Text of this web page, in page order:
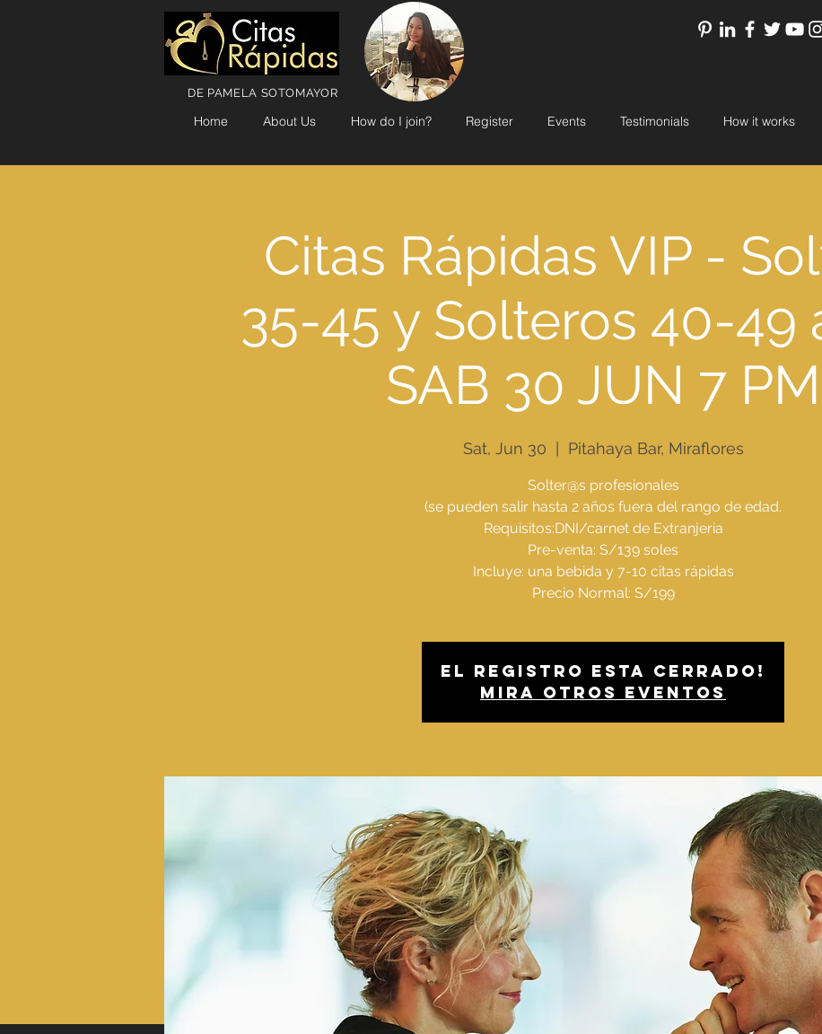
Home About Us How do I join? Register Events Testimonials How it works
DE PAMELA SOTOMAYOR
Citas Rápidas VIP -
35-45 y Solteros 40-49
SAB 30 JUN 7 PM
Sat, Jun 30 Pitahaya Bar, Miraflores
Solter@s profesionales
(se pueden salir hasta 2 años fuera del rango de edad.
Requisitos:DNI/carnet de Extranjeria
Pre-venta: S/139 soles
Incluye: una bebida y 7-10 citas rápidas
Precio Normal: S/199
El registro esta cerrado!
Mira otros eventos